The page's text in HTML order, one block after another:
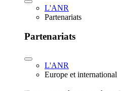
L'ANR
Partenariats
Partenariats
L'ANR
Europe et international